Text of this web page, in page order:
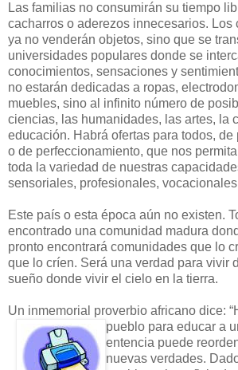
Las familias no consumirán su tiempo
cacharros o aderezos innecesarios. Los
ya no venderán objetos, sino que se
universidades populares donde se
conocimientos, sensaciones y
no estarán dedicadas a ropas,
muebles, sino al infinito número de
ciencias, las humanidades, las artes, la
educación. Habrá ofertas para todos,
o de perfeccionamiento, que nos
toda la variedad de nuestras
sensoriales, profesionales,
Este país o esta época aún no existen.
encontrado una comunidad madura
pronto encontrará comunidades que lo
que lo críen. Será una verdad para vivir
sueño donde vivir el cielo en la tierra.
Un inmemorial proverbio africano dice:
pueblo para educar a
entencia puede
nuevas verdades.